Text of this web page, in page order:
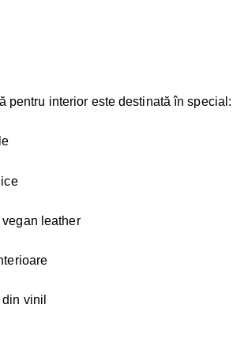
pentru interior este destinată în special:
leather
vinil